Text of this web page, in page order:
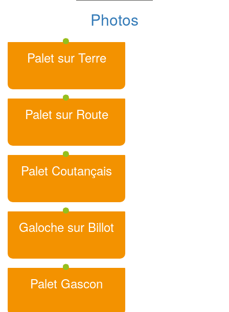
Photos
Palet sur Terre
Palet sur Route
Palet Coutançais
Galoche sur Billot
Palet Gascon